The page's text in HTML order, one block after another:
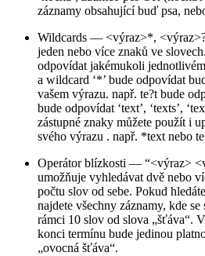
záznamy obsahující buď psa,
Wildcards — <výraz>*,
jeden nebo více znaků ve
odpovídat jakémukoli
a wildcard ‘*’ bude odpovídat
vašem výrazu. např. te?t bude
bude odpovídat ‘text’, ‘texts’,
zástupné znaky můžete použít i
svého výrazu . např. *text nebo
Operátor blízkosti — “<výraz>
umožňuje vyhledávat dvě nebo
počtu slov od sebe. Pokud
najdete všechny záznamy, kde
rámci 10 slov od slova „šťáva“.
konci termínu bude jedinou
„ovocná šťáva“.